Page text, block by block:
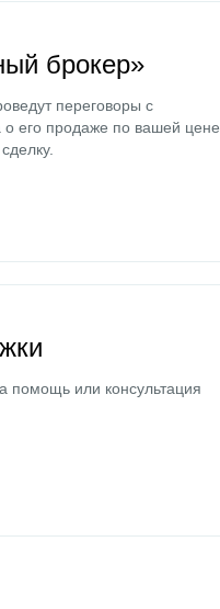
брокер»
переговоры с
его продаже по вашей цене
помощь или консультация